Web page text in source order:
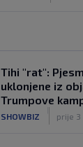
Tihi "rat":
uklonjene iz
Trumpove
SHOWBIZ prije 3